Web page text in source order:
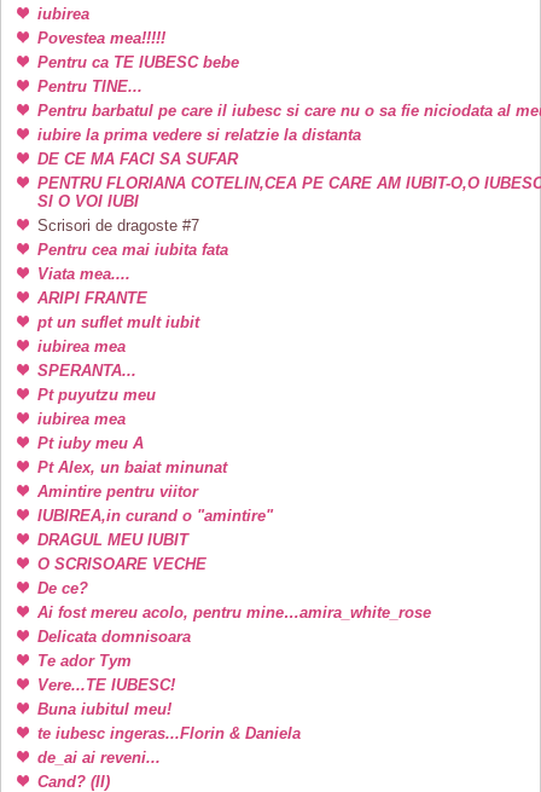
iubirea
Povestea mea!!!!!
Pentru ca TE IUBESC bebe
Pentru TINE...
Pentru barbatul pe care il iubesc si care nu o sa fie niciodata al
iubire la prima vedere si relatzie la distanta
DE CE MA FACI SA SUFAR
PENTRU FLORIANA COTELIN,CEA PE CARE AM IUBIT-O,O
SI O VOI IUBI
Scrisori de dragoste #7
Pentru cea mai iubita fata
Viata mea....
ARIPI FRANTE
pt un suflet mult iubit
iubirea mea
SPERANTA...
Pt puyutzu meu
iubirea mea
Pt iuby meu A
Pt Alex, un baiat minunat
Amintire pentru viitor
IUBIREA,in curand o "amintire"
DRAGUL MEU IUBIT
O SCRISOARE VECHE
De ce?
Ai fost mereu acolo, pentru mine…amira_white_rose
Delicata domnisoara
Te ador Tym
Vere...TE IUBESC!
Buna iubitul meu!
te iubesc ingeras...Florin & Daniela
de_ai ai reveni...
Cand? (II)